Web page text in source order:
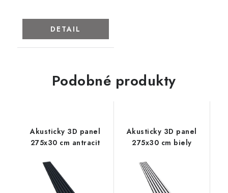
DETAIL
Podobné produkty
Akusticky 3D panel
275x30 cm antracit
Akusticky 3D panel
275x30 cm biely